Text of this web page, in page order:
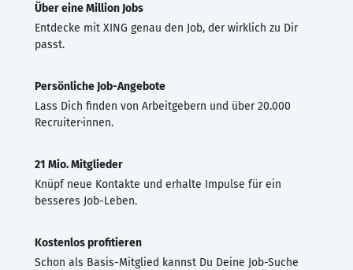
Über eine Million Jobs
Entdecke mit XING genau den Job, der wirklich zu Dir
passt.
Persönliche Job-Angebote
Lass Dich finden von Arbeitgebern und über 20.000
Recruiter·innen.
21 Mio. Mitglieder
Knüpf neue Kontakte und erhalte Impulse für ein
besseres Job-Leben.
Kostenlos profitieren
Schon als Basis-Mitglied kannst Du Deine Job-Suche